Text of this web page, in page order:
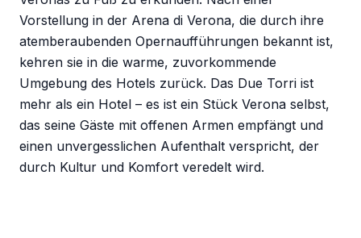
Vorstellung in der Arena di Verona, die durch ihre
atemberaubenden Opernaufführungen bekannt ist,
kehren sie in die warme, zuvorkommende
Umgebung des Hotels zurück. Das Due Torri ist
mehr als ein Hotel – es ist ein Stück Verona selbst,
das seine Gäste mit offenen Armen empfängt und
einen unvergesslichen Aufenthalt verspricht, der
durch Kultur und Komfort veredelt wird.